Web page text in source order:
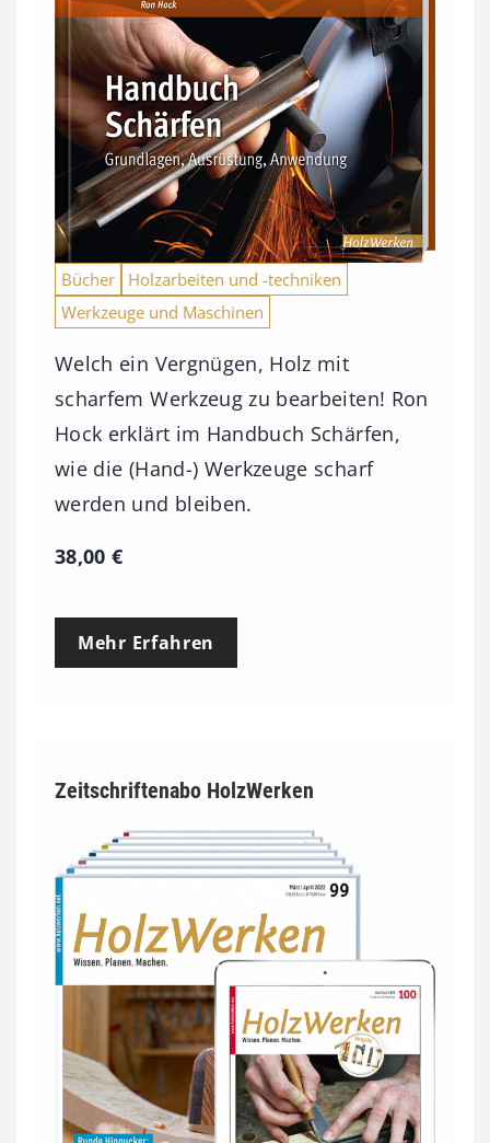
Bücher
Holzarbeiten und -techniken
Werkzeuge und Maschinen
Welch ein Vergnügen, Holz mit
scharfem Werkzeug zu bearbeiten! Ron
Hock erklärt im Handbuch Schärfen,
wie die (Hand-) Werkzeuge scharf
werden und bleiben.
38,00€
Mehr Erfahren
Zeitschriftenabo HolzWerken